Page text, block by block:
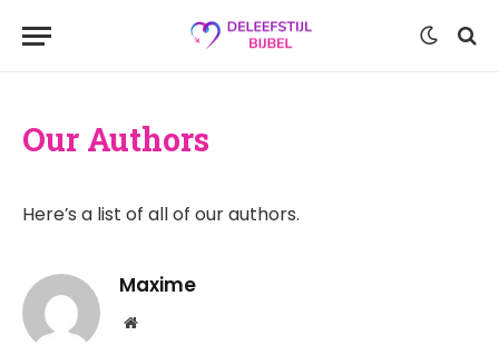
Our Authors
Here’s a list of all of our authors.
Maxime
Website